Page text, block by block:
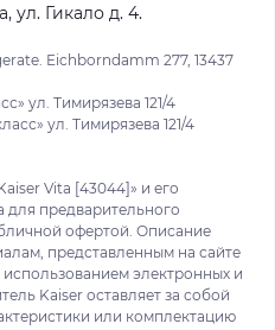
ул. Гикало д. 4.
Eichborndamm 277, 13437
ул. Тимирязева 121/4
ул. Тимирязева 121/4
Vita [43044]» и его
для предварительного
офертой. Описание
представленным на сайте
электронных и
Kaiser оставляет за собой
или комплектацию